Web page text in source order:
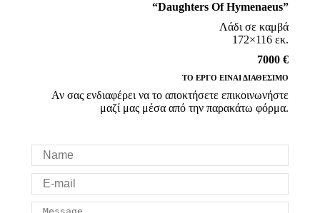
“Daughters Of Hymenaeus”
Λάδι σε καμβά
172×116 εκ.
7000 €
ΤΟ ΕΡΓΟ ΕΙΝΑΙ ΔΙΑΘΕΣΙΜΟ
Αν σας ενδιαφέρει να το αποκτήσετε επικοινωνήστε
μαζί μας μέσα από την παρακάτω φόρμα.
Name
E-mail
Message